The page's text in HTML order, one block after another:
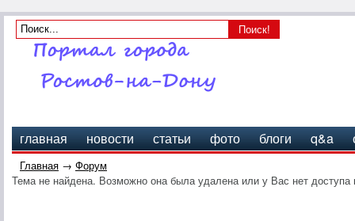
главная новости статьи фото блоги q&a
Главная → Форум
Тема не найдена. Возможно она была удалена или у Вас нет доступа